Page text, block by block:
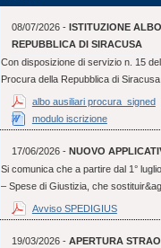
08/07/2026 - ISTITUZIONE
REPUBBLICA DI SIRACUSA
Con disposizione di servizio n. 15
Procura della Repubblica di
albo ausiliari procura_signed
modulo iscrizione
17/06/2026 - NUOVO
Si comunica che a partire dal 1°
– Spese di Giustizia, che
Avviso SPEDIGIUS
19/03/2026 - APERTURA